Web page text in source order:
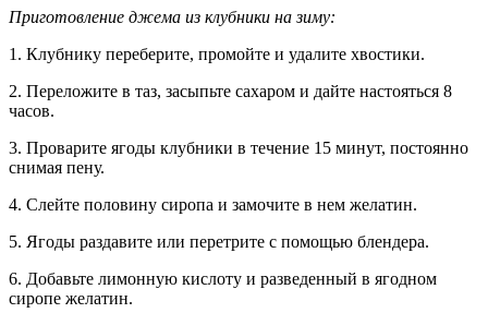
Приготовление джема из клубники на зиму:
1. Клубнику переберите, промойте и удалите хвостики.
2. Переложите в таз, засыпьте сахаром и дайте настояться 8
часов.
3. Проварите ягоды клубники в течение 15 минут, постоянно
снимая пену.
4. Слейте половину сиропа и замочите в нем желатин.
5. Ягоды раздавите или перетрите с помощью блендера.
6. Добавьте лимонную кислоту и разведенный в ягодном
сиропе желатин.